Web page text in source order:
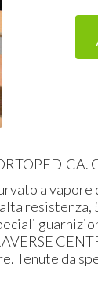
.
a vapore
resistenza,
Tenute da